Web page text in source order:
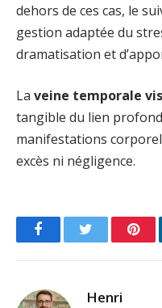
dehors de ces cas, le
gestion adaptée du
dramatisation et
La veine temporale
tangible du lien
manifestations
excès ni négligence.
FacebookTwitter
Henri